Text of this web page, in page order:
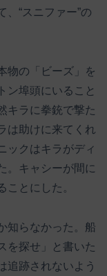
“スニファー”の
物の「ビーズ」を
ン埠頭にいること
キラに拳銃で撃た
は助けに来てくれ
ックはキラがディ
。キャシーが間に
ことにした。
知らなかった。船
を探せ」と書いた
追跡されないよう